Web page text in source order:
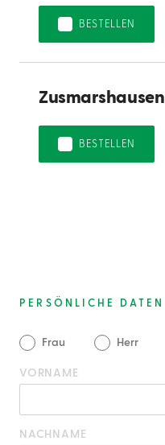
BESTELLEN
Zusmarshausen
BESTELLEN
PERSÖNLICHE DATEN
Frau Herr
VORNAME
NACHNAME